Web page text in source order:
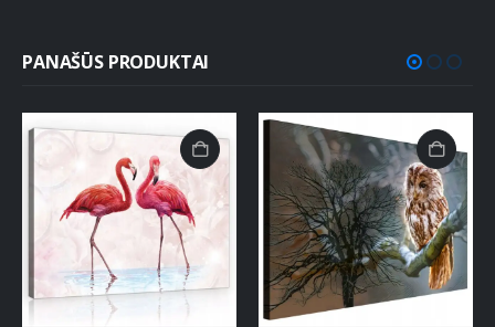
PANAŠŪS PRODUKTAI